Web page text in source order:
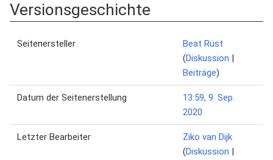
Versionsgeschichte
Seitenersteller
Beat Rüst
(Diskussion |
Beiträge)
Datum der Seitenerstellung
13:59, 9. Sep.
2020
Letzter Bearbeiter
Ziko van Dijk
(Diskussion |